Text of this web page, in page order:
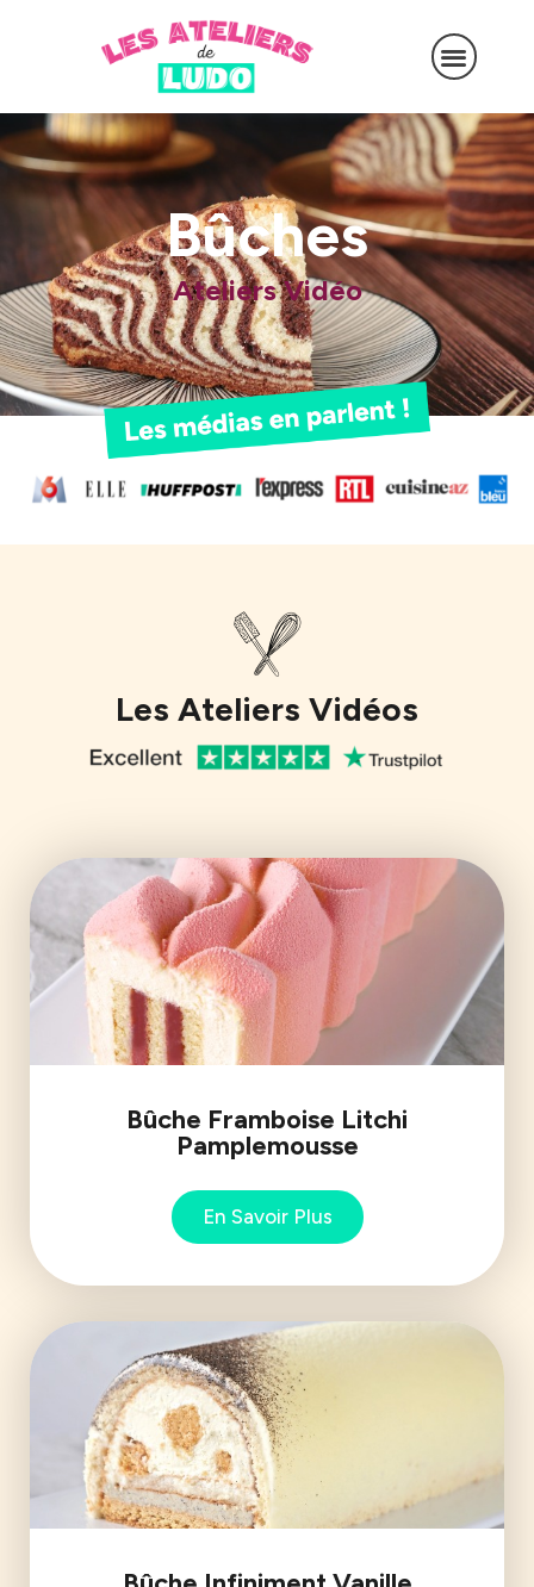
Bûches
Ateliers Vidéo
Les Ateliers Vidéos
Bûche Framboise Litchi
Pamplemousse
En Savoir Plus